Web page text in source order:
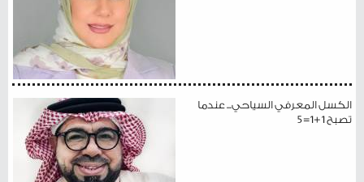
الكسل المعرفي السياحي... عندما
تصبح 1+1=5